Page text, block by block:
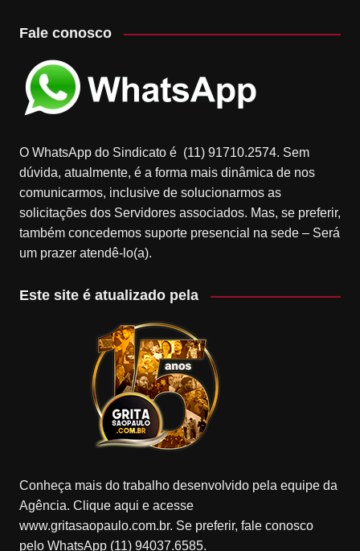
Fale conosco
O WhatsApp do Sindicato é (11) 91710.2574. Sem
dúvida, atualmente, é a forma mais dinâmica de nos
comunicarmos, inclusive de solucionarmos as
solicitações dos Servidores associados. Mas, se preferir,
também concedemos suporte presencial na sede – Será
um prazer atendê-lo(a).
Este site é atualizado pela
Conheça mais do trabalho desenvolvido pela equipe da
Agência. Clique aqui e acesse
www.gritasaopaulo.com.br. Se preferir, fale conosco
pelo WhatsApp (11) 94037.6585.